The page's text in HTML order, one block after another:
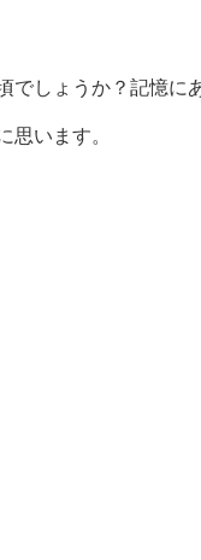
しょうか？記憶に
います。